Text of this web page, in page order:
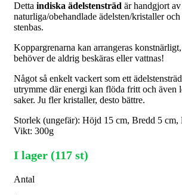
Detta indiska ädelstensträd är handgjort
naturliga/obehandlade ädelsten/kristaller
stenbas.
Koppargrenarna kan arrangeras
behöver de aldrig beskäras eller vattnas!
Något så enkelt vackert som ett
utrymme där energi kan flöda fritt och även
saker. Ju fler kristaller, desto bättre.
Storlek (ungefär): Höjd 15 cm, Bredd 5 cm,
Vikt: 300g
I lager (117 st)
Antal